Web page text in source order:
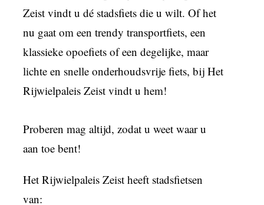
Zeist vindt u dé stadsfiets die u wilt. Of het
nu gaat om een trendy transportfiets, een
klassieke opoefiets of een degelijke, maar
lichte en snelle onderhoudsvrije fiets, bij Het
Rijwielpaleis Zeist vindt u hem!
Proberen mag altijd, zodat u weet waar u
aan toe bent!
Het Rijwielpaleis Zeist heeft stadsfietsen
van: